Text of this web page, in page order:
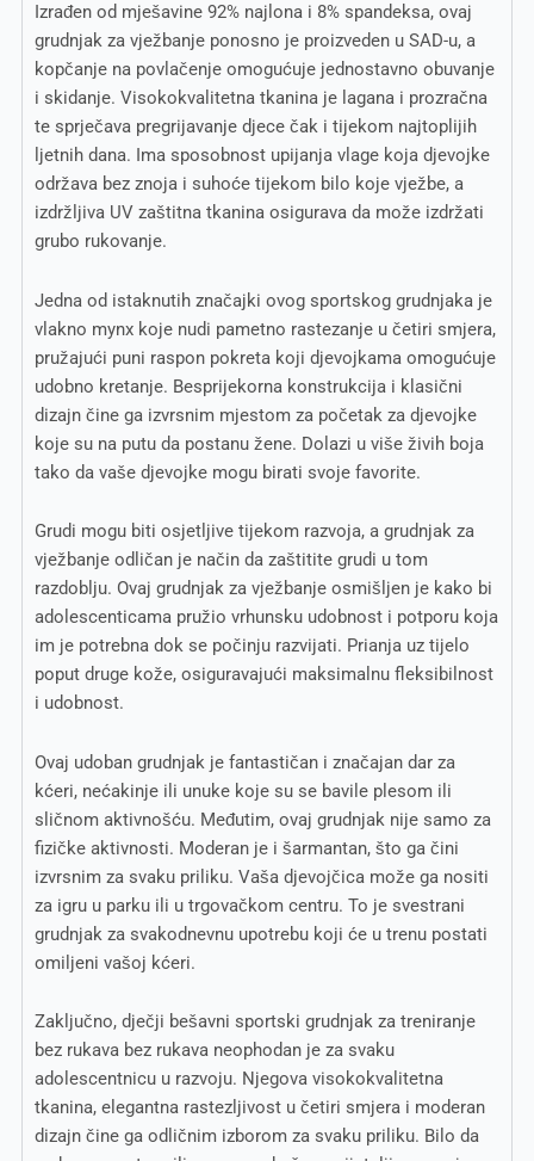
Izrađen od mješavine 92% najlona i 8% spandeksa, ovaj
grudnjak za vježbanje ponosno je proizveden u SAD-u, a
kopčanje na povlačenje omogućuje jednostavno obuvanje
i skidanje. Visokokvalitetna tkanina je lagana i prozračna
te sprječava pregrijavanje djece čak i tijekom najtoplijih
ljetnih dana. Ima sposobnost upijanja vlage koja djevojke
održava bez znoja i suhoće tijekom bilo koje vježbe, a
izdržljiva UV zaštitna tkanina osigurava da može izdržati
grubo rukovanje.
Jedna od istaknutih značajki ovog sportskog grudnjaka je
vlakno mynx koje nudi pametno rastezanje u četiri smjera,
pružajući puni raspon pokreta koji djevojkama omogućuje
udobno kretanje. Besprijekorna konstrukcija i klasični
dizajn čine ga izvrsnim mjestom za početak za djevojke
koje su na putu da postanu žene. Dolazi u više živih boja
tako da vaše djevojke mogu birati svoje favorite.
Grudi mogu biti osjetljive tijekom razvoja, a grudnjak za
vježbanje odličan je način da zaštitite grudi u tom
razdoblju. Ovaj grudnjak za vježbanje osmišljen je kako bi
adolescenticama pružio vrhunsku udobnost i potporu koja
im je potrebna dok se počinju razvijati. Prianja uz tijelo
poput druge kože, osiguravajući maksimalnu fleksibilnost
i udobnost.
Ovaj udoban grudnjak je fantastičan i značajan dar za
kćeri, nećakinje ili unuke koje su se bavile plesom ili
sličnom aktivnošću. Međutim, ovaj grudnjak nije samo za
fizičke aktivnosti. Moderan je i šarmantan, što ga čini
izvrsnim za svaku priliku. Vaša djevojčica može ga nositi
za igru u parku ili u trgovačkom centru. To je svestrani
grudnjak za svakodnevnu upotrebu koji će u trenu postati
omiljeni vašoj kćeri.
Zaključno, dječji bešavni sportski grudnjak za treniranje
bez rukava bez rukava neophodan je za svaku
adolescentnicu u razvoju. Njegova visokokvalitetna
tkanina, elegantna rastezljivost u četiri smjera i moderan
dizajn čine ga odličnim izborom za svaku priliku. Bilo da